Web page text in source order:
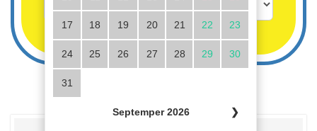
17 18 19 20 21 22 23
24 25 26 27 28 29 30
31
Septemper 2026 ❯